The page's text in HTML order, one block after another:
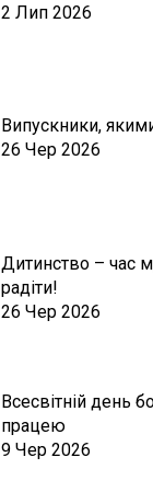
2 Лип 2026
Випускники,
26 Чер 2026
Дитинство – час
радіти!
26 Чер 2026
Всесвітній день
працею
9 Чер 2026